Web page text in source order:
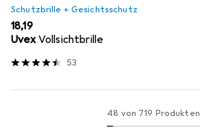
Schutzbrille + Gesichtsschutz
EUR
18,19
UvexVollsichtbrille
53
48 von 719 Produkten